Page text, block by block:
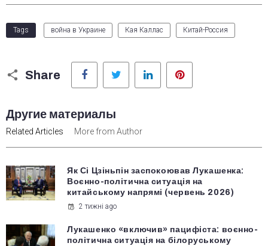
Tags война в Украине Кая Каллас Китай-Россия
Share
Facebook Twitter LinkedIn
Другие материалы
Related Articles More from Author
Як Сі Цзіньпін заспокоював Лукашенка:
Воєнно-політична ситуація на
китайському напрямі (червень 2026)
2 тижні ago
Лукашенко «включив» пацифіста: воєнно-
політична ситуація на білоруському